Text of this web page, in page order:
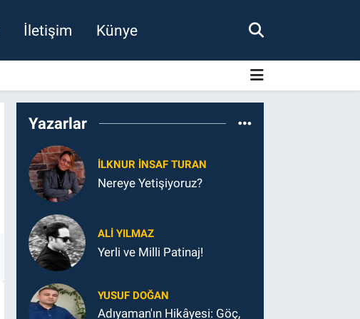
İletişim Künye
Yazarlar
İLKNUR İNSAF TURAN
Nereye Yetişiyoruz?
ALI YILMAZ
Yerli ve Milli Patinaj!
YUSUF DOĞAN
Adıyaman'ın Hikâyesi: Göç,